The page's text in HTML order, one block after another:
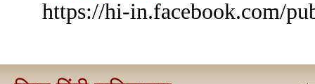
https://hi-in.facebook.com/